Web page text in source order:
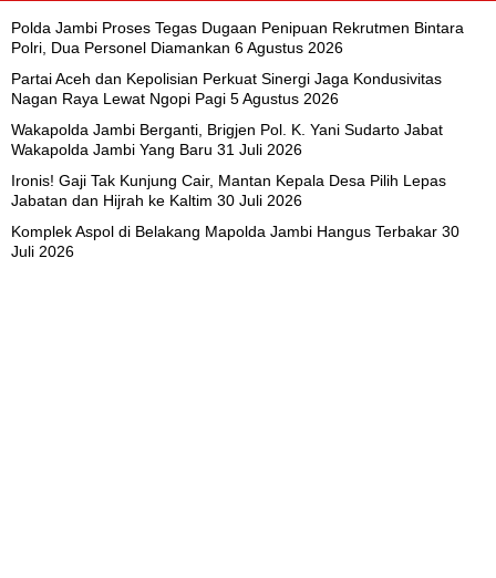
Polda Jambi Proses Tegas Dugaan Penipuan Rekrutmen Bintara
Polri, Dua Personel Diamankan 6 Agustus 2026
Partai Aceh dan Kepolisian Perkuat Sinergi Jaga Kondusivitas
Nagan Raya Lewat Ngopi Pagi 5 Agustus 2026
Wakapolda Jambi Berganti, Brigjen Pol. K. Yani Sudarto Jabat
Wakapolda Jambi Yang Baru 31 Juli 2026
Ironis! Gaji Tak Kunjung Cair, Mantan Kepala Desa Pilih Lepas
Jabatan dan Hijrah ke Kaltim 30 Juli 2026
Komplek Aspol di Belakang Mapolda Jambi Hangus Terbakar 30
Juli 2026